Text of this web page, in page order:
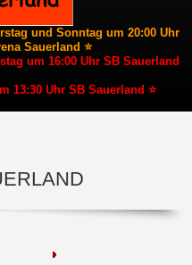
und Sonntag um 20:00 Uhr
Sauerland ⭐
um 16:00 Uhr SB Sauerland
13:30 Uhr SB Sauerland ⭐